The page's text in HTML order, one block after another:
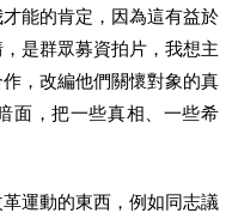
能的肯定，因為這有益於
是群眾募資拍片，我想主
，改編他們關懷對象的真
面，把一些真相、一些希
運動的東西，例如同志議